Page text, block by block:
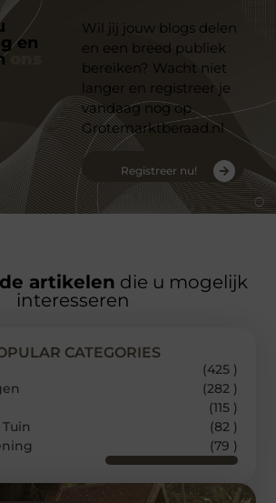
en
Wil jij jouw blogs delen
en een breed publiek
bereiken? Wacht niet
langer en registreer je
vandaag nog op
Grotemarktberaad.nl
Registreer nu!
artikelen die u mogelijk
interesseren
CATEGORIES
(425 )
(282 )
(115 )
(82 )
(79 )